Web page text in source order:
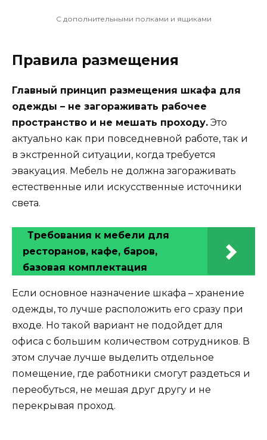
С дополнительными полками и ящиками
Правила размещения
Главный принцип размещения шкафа для
одежды – не загораживать рабочее
пространство и не мешать проходу. Это
актуально как при повседневной работе, так и
в экстренной ситуации, когда требуется
эвакуация. Мебель не должна загораживать
естественные или искусственные источники
света.
Требования к мебели для
ресторанов, кафе, баров,
базовая комплектация
Если основное назначение шкафа – хранение
одежды, то лучше расположить его сразу при
входе. Но такой вариант не подойдет для
офиса с большим количеством сотрудников. В
этом случае лучше выделить отдельное
помещение, где работники смогут раздеться и
переобуться, не мешая друг другу и не
перекрывая проход.